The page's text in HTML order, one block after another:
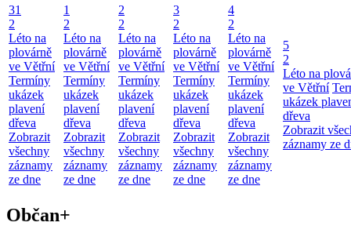
31
2
Léto na
plovárně
ve Větřní
Termíny
ukázek
plavení
dřeva
Zobrazit
všechny
záznamy
ze dne
1
2
Léto na
plovárně
ve Větřní
Termíny
ukázek
plavení
dřeva
Zobrazit
všechny
záznamy
ze dne
2
2
Léto na
plovárně
ve Větřní
Termíny
ukázek
plavení
dřeva
Zobrazit
všechny
záznamy
ze dne
3
2
Léto na
plovárně
ve Větřní
Termíny
ukázek
plavení
dřeva
Zobrazit
všechny
záznamy
ze dne
4
2
Léto na
plovárně
ve Větřní
Termíny
ukázek
plavení
dřeva
Zobrazit
všechny
záznamy
ze dne
5
2
Léto na
ve Větřní
ukázek
dřeva
Zobrazit
záznamy ze
Občan+